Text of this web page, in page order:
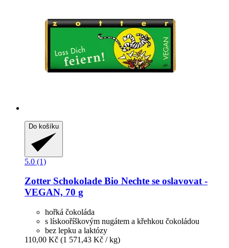
Do košíku
5.0 (1)
Zotter Schokolade Bio Nechte se oslavovat -​
VEGAN, 70 g
hořká čokoláda
s lískooříškovým nugátem a křehkou čokoládou
bez lepku a laktózy
110,00 Kč (1 571,43 Kč / kg)